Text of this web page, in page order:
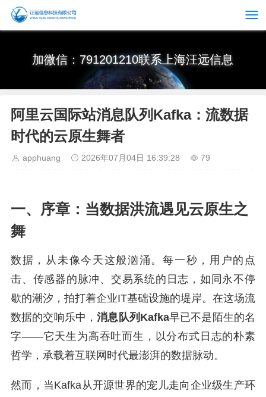
加微信：791201210联系上海汪远信息
阿里云国际站消息队列Kafka：流数据
时代的云原生舞者
apphuang 2026年07月04日 16:39:28 79
一、序章：当数据洪流遇见云原生之
舞
数据，从未像今天这般汹涌。每一秒，用户的点
击、传感器的脉冲、交易系统的日志，如同永不停
歇的潮汐，拍打着企业IT基础设施的堤岸。在这场流
数据的交响乐中，消息队列Kafka早已不是陌生的名
字——它天生为高吞吐而生，以分布式日志的朴素
哲学，承载着互联网时代最澎湃的数据脉动。
然而，当Kafka从开源世界的宠儿走向企业级生产环